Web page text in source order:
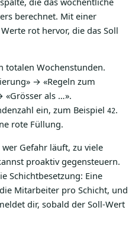
berechnet. Mit einer
rot hervor, die das Soll
totalen Wochenstunden.
→ «Regeln zum
«Grösser als …».
ein, zum Beispiel 42.
rote Füllung.
Gefahr läuft, zu viele
proaktiv gegensteuern.
Schichtbesetzung: Eine
Mitarbeiter pro Schicht, und
dir, sobald der Soll-Wert